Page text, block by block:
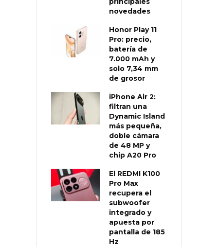
novedades
Honor Play 11
Pro: precio,
batería de
7.000 mAh y
solo 7,34 mm
de grosor
iPhone Air 2:
filtran una
Dynamic Island
más pequeña,
doble cámara
de 48 MP y
chip A20 Pro
El REDMI K100
Pro Max
recupera el
subwoofer
integrado y
apuesta por
pantalla de 185
Hz